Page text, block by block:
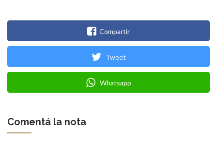
Compartir
Tweet
Whatsapp
Comentá la nota